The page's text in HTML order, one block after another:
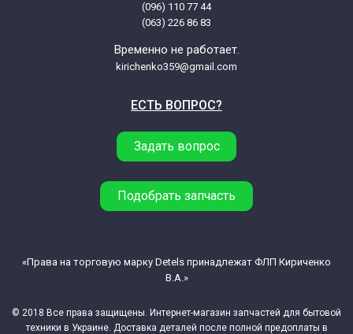
Beko Anka1600 7178371100
Beko AWTE6511BWW3 7146342900
Beko AWUE6511BWW3 7329830031
Beko B109KG 7177071100
Beko B10B7S 7178571100
Beko B10J16 7179071100
Beko B10M16 7178971100
(096) 110 77 44
(063) 226 86 83
Временно не работает.
kirichenko359@gmail.com
ЕСТЬ ВОПРОС?
Задать вопрос
Подобрать запчасть
© 2018 Все права защищены. Интернет-магазин запчастей для бытовой
техники в Украине. Доставка деталей после полной предоплаты в
«Права на торговую марку Detels принадлежат ФЛП Кириченко
В.А.»